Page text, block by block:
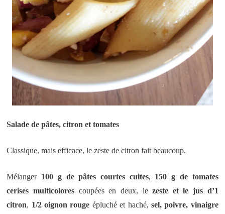
Salade de pâtes, citron et tomates
Classique, mais efficace, le zeste de citron fait beaucoup.
Mélanger 100 g de pâtes courtes cuites, 150 g de tomates
cerises multicolores coupées en deux, lezeste et le jus d’1
citron, 1/2 oignon rouge épluché et haché, sel, poivre, vinaigre